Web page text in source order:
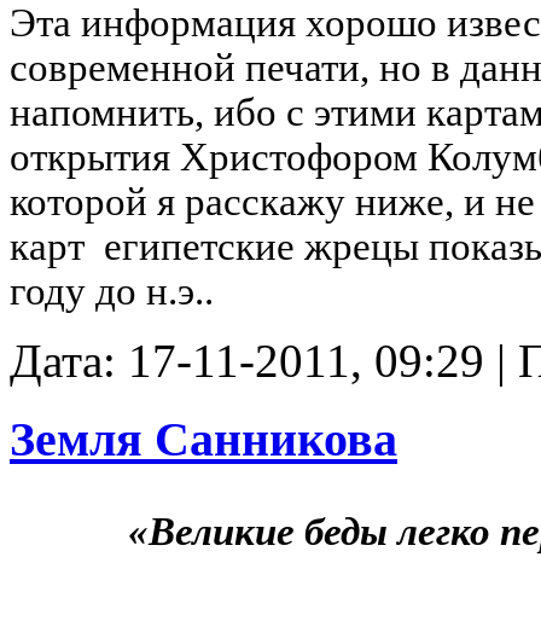
Эта информация хорошо
современной печати, но в
напомнить, ибо с этими
открытия Христофором
которой я расскажу ниже, и
карт египетские жрецы
году до н.э..
Дата: 17-11-2011, 09:29 |
Земля Санникова
«Великие беды легко